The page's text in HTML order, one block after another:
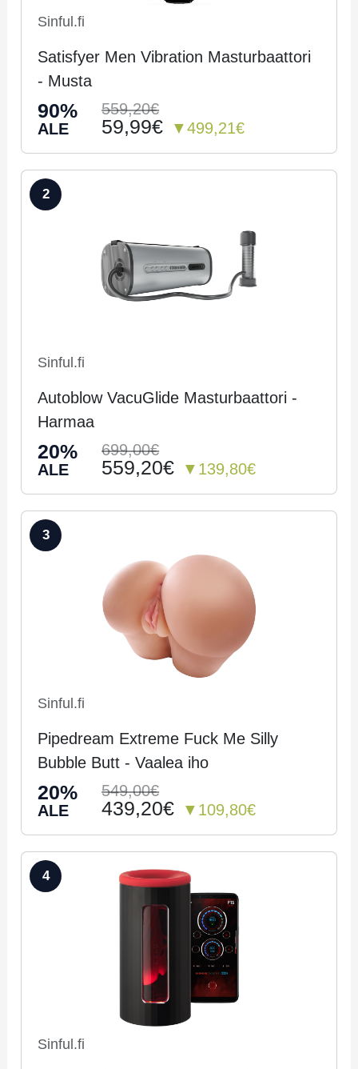
Sinful.fi
Satisfyer Men Vibration Masturbaattori
- Musta
90%
ALE
559,20€
59,99€ ▼499,21€
2
Sinful.fi
Autoblow VacuGlide Masturbaattori -
Harmaa
20%
ALE
699,00€
559,20€ ▼139,80€
3
Sinful.fi
Pipedream Extreme Fuck Me Silly
Bubble Butt - Vaalea iho
20%
ALE
549,00€
439,20€ ▼109,80€
4
Sinful.fi